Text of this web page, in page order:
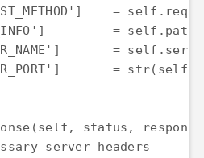
=
= self.path
=
=
status,
server headers